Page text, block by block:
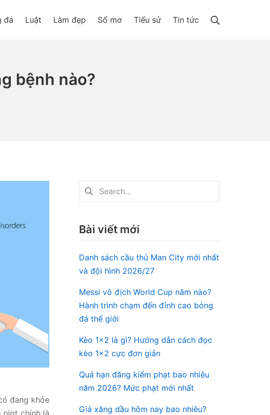
đá Luật Làm đẹp Sổ mơ Tiểu sử Tin tức
bệnh nào?
đang khỏe
Tìm
kiếm
Bài viết mới
Danh sách cầu thủ Man City mới nhất
và đội hình 2026/27
Messi vô địch World Cup năm nào?
Hành trình chạm đến đỉnh cao bóng
đá thế giới
Kèo 1×2 là gì? Hướng dẫn cách đọc
kèo 1×2 cực đơn giản
Quá hạn đăng kiểm phạt bao nhiêu
năm 2026? Mức phạt mới nhất
Giá xăng dầu hôm nay bao nhiêu?